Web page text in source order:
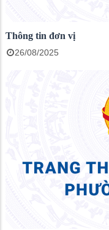
Thông tin đơn vị
26/08/2025